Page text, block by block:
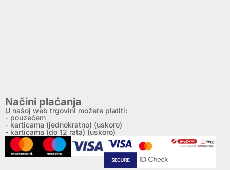
Načini plaćanja
U našoj web trgovini možete platiti:
- pouzećem
- karticama (jednokratno) (uskoro)
- karticama (do 12 rata) (uskoro)